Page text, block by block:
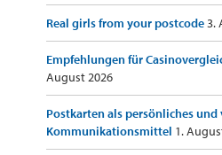
Real girls from your postcode3.
Empfehlungen für
August 2026
Postkarten als persönliches
Kommunikationsmittel 1.